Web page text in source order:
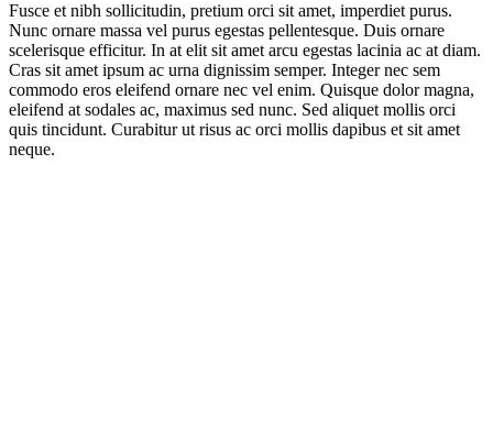
Fusce et nibh sollicitudin, pretium orci sit amet, imperdiet purus.
Nunc ornare massa vel purus egestas pellentesque. Duis ornare
scelerisque efficitur. In at elit sit amet arcu egestas lacinia ac at diam.
Cras sit amet ipsum ac urna dignissim semper. Integer nec sem
commodo eros eleifend ornare nec vel enim. Quisque dolor magna,
eleifend at sodales ac, maximus sed nunc. Sed aliquet mollis orci
quis tincidunt. Curabitur ut risus ac orci mollis dapibus et sit amet
neque.